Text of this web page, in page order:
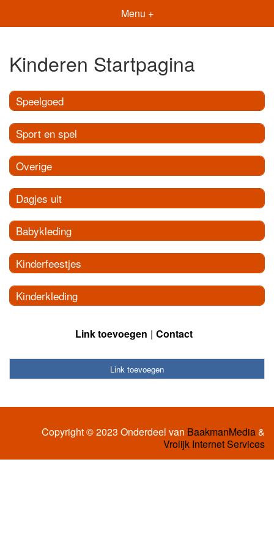
Menu +
Kinderen Startpagina
Speelgoed
Sport en spel
Overige
Dagjes uit
Babykleding
Kinderfeestjes
Kinderkleding
Link toevoegen Contact
Link toevoegen
Copyright © 2023 Onderdeel van BaakmanMedia&
Vrolijk Internet Services